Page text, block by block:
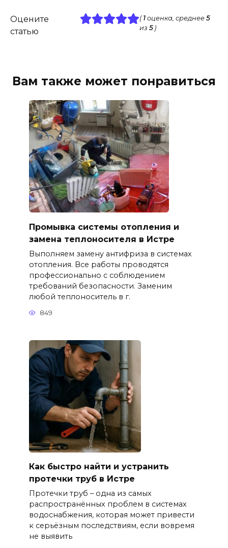
Оцените
статью
( 1оценка, среднее 5
из 5)
Вам также может понравиться
Промывка системы отопления и
замена теплоносителя в Истре
Выполняем замену антифриза в системах
отопления. Все работы проводятся
профессионально с соблюдением
требований безопасности. Заменим
любой теплоноситель в г.
849
Как быстро найти и устранить
протечки труб в Истре
Протечки труб – одна из самых
распространённых проблем в системах
водоснабжения, которая может привести
к серьёзным последствиям, если вовремя
не выявить